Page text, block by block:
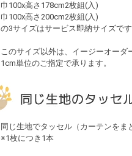
巾100x高さ178cm2枚組(入)
巾100x高さ200cm2枚組(入)
の3サイズはサービス即納サイズです
このサイズ以外は、イージーオーダ
1cm単位のご指定で承ります。
同じ生地でタッセル（カーテンをま
※1枚につき1本